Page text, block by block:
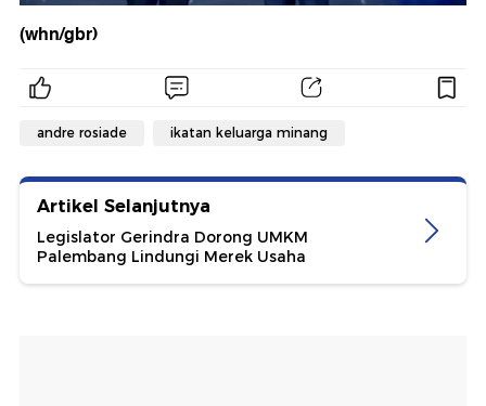
(whn/gbr)
andre rosiade ikatan keluarga minang
Artikel Selanjutnya
Legislator Gerindra Dorong UMKM
Palembang Lindungi Merek Usaha